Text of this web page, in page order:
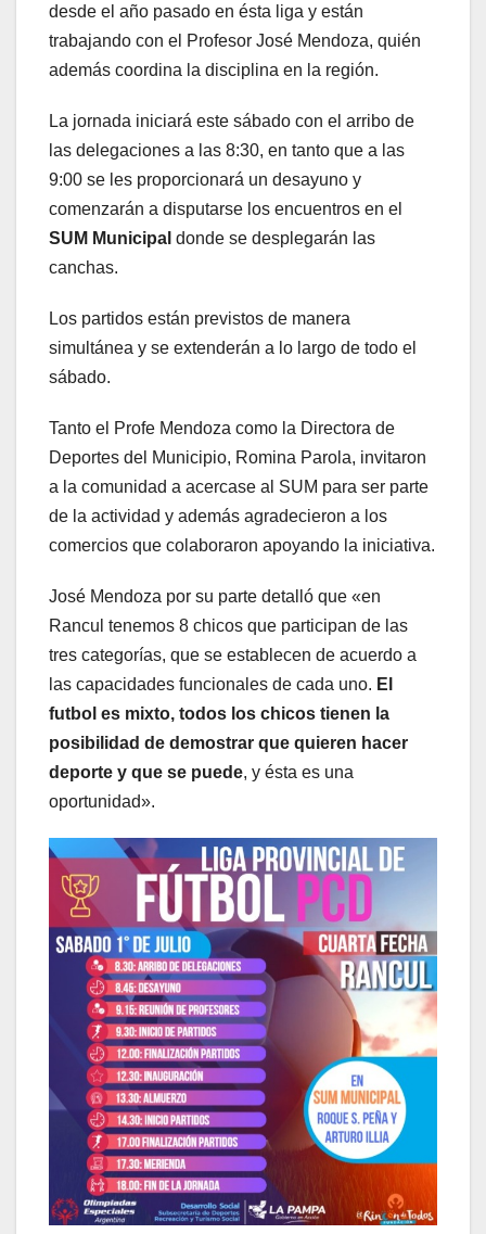
desde el año pasado en ésta liga y están
trabajando con el Profesor José Mendoza, quién
además coordina la disciplina en la región.
La jornada iniciará este sábado con el arribo de
las delegaciones a las 8:30, en tanto que a las
9:00 se les proporcionará un desayuno y
comenzarán a disputarse los encuentros en el
SUM Municipal donde se desplegarán las
canchas.
Los partidos están previstos de manera
simultánea y se extenderán a lo largo de todo el
sábado.
Tanto el Profe Mendoza como la Directora de
Deportes del Municipio, Romina Parola, invitaron
a la comunidad a acercase al SUM para ser parte
de la actividad y además agradecieron a los
comercios que colaboraron apoyando la iniciativa.
José Mendoza por su parte detalló que «en
Rancul tenemos 8 chicos que participan de las
tres categorías, que se establecen de acuerdo a
las capacidades funcionales de cada uno. El
futbol es mixto, todos los chicos tienen la
posibilidad de demostrar que quieren hacer
deporte y que se puede, y ésta es una
oportunidad».